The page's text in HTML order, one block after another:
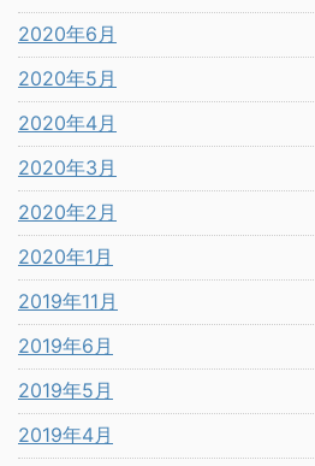
2020年6月
2020年5月
2020年4月
2020年3月
2020年2月
2020年1月
2019年11月
2019年6月
2019年5月
2019年4月